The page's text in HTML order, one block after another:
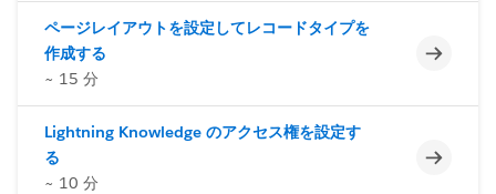
ページレイアウトを設定してレコードタイプを
作成する
~ 15 分
未完了
Lightning Knowledge のアクセス権を設定す
る
~ 10 分
未完了